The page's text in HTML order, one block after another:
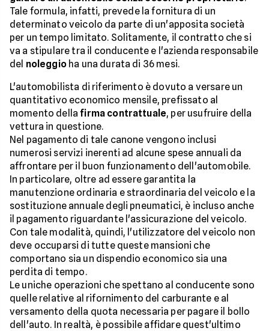
Tale formula, infatti, prevede la fornitura di un
determinato veicolo da parte di un'apposita società
per un tempo limitato. Solitamente, il contratto che si
va a stipulare tra il conducente e l'azienda responsabile
del noleggioha una durata di 36 mesi.
L'automobilista di riferimento è dovuto a versare un
quantitativo economico mensile, prefissato al
momento dellafirma contrattuale, per usufruire della
vettura in questione.
Nel pagamento di tale canone vengono inclusi
numerosi servizi inerenti ad alcune spese annuali da
affrontare per il buon funzionamento dell'automobile.
In particolare, oltre ad essere garantita la
manutenzione ordinaria e straordinaria del veicolo e la
sostituzione annuale degli pneumatici, è incluso anche
il pagamento riguardante l'assicurazione del veicolo.
Con tale modalità, quindi, l'utilizzatore del veicolo non
deve occuparsi di tutte queste mansioni che
comportano sia un dispendio economico sia una
perdita di tempo.
Le uniche operazioni che spettano al conducente sono
quelle relative al rifornimento del carburante e al
versamento della quota necessaria per pagare il bollo
dell'auto. In realtà, è possibile affidare quest'ultimo